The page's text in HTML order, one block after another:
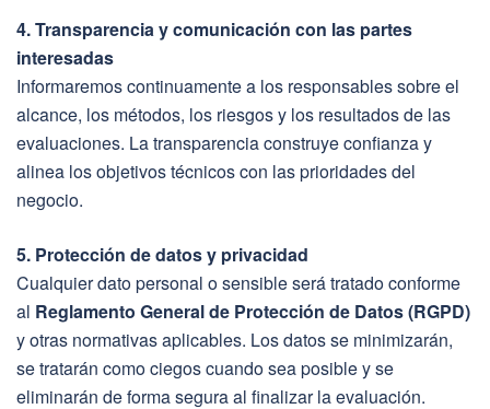
4. Transparencia y comunicación con las partes
interesadas
Informaremos continuamente a los responsables sobre el
alcance, los métodos, los riesgos y los resultados de las
evaluaciones. La transparencia construye confianza y
alinea los objetivos técnicos con las prioridades del
negocio.
5. Protección de datos y privacidad
Cualquier dato personal o sensible será tratado conforme
al Reglamento General de Protección de Datos (RGPD)
y otras normativas aplicables. Los datos se minimizarán,
se tratarán como ciegos cuando sea posible y se
eliminarán de forma segura al finalizar la evaluación.